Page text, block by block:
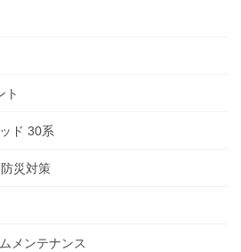
ト
ド 30系
災対策
メンテナンス